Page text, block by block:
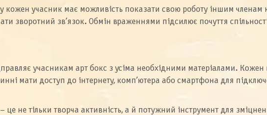
кожен учасник має можливість показати свою роботу іншим
зворотний зв’язок. Обмін враженнями підсилює почуття
учасникам арт бокс з усіма необхідними матеріалами. Кожен
мати доступ до інтернету, комп’ютера або смартфона для
не тільки творча активність, а й потужний інструмент для